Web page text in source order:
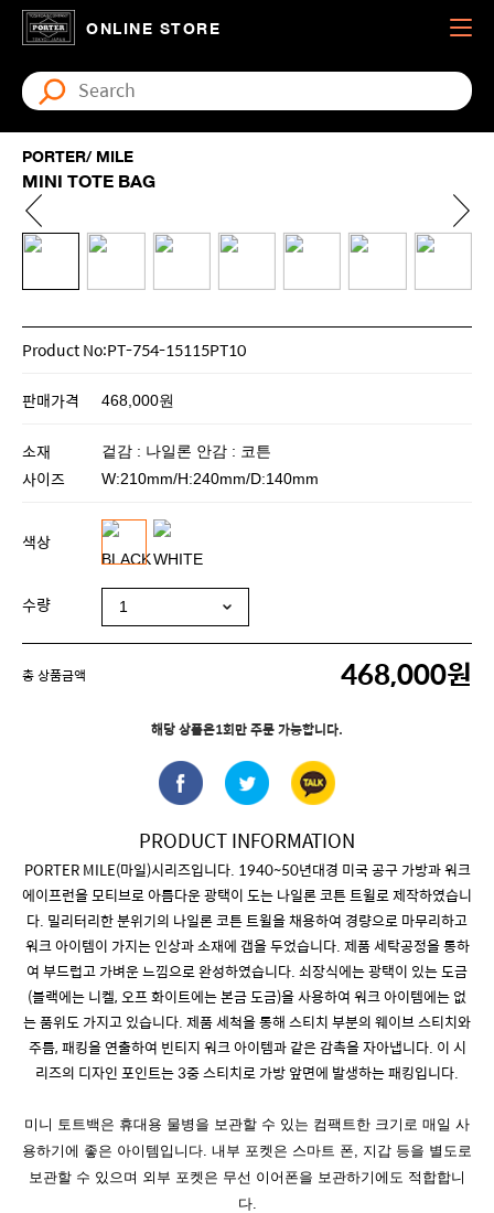
ONLINE STORE
PORTER/ MILE
MINI TOTE BAG
Product No:PT-754-15115PT10
판매가격 468,000원
소재 겉감 : 나일론 안감 : 코튼
사이즈 W:210mm/H:240mm/D:140mm
색상
수량
총 상품금액 468,000원
해당 상품은1회만 주문 가능합니다.
PRODUCT INFORMATION
PORTER MILE(마일)시리즈입니다. 1940~50년대경 미국 공구 가방과 워크
에이프런을 모티브로 아름다운 광택이 도는 나일론 코튼 트윌로 제작하였습니
다. 밀리터리한 분위기의 나일론 코튼 트윌을 채용하여 경량으로 마무리하고
워크 아이템이 가지는 인상과 소재에 갭을 두었습니다. 제품 세탁공정을 통하
여 부드럽고 가벼운 느낌으로 완성하였습니다. 쇠장식에는 광택이 있는 도금
(블랙에는 니켈, 오프 화이트에는 본금 도금)을 사용하여 워크 아이템에는 없
는 품위도 가지고 있습니다. 제품 세척을 통해 스티치 부분의 웨이브 스티치와
주름, 패킹을 연출하여 빈티지 워크 아이템과 같은 감촉을 자아냅니다. 이 시
리즈의 디자인 포인트는 3중 스티치로 가방 앞면에 발생하는 패킹입니다.
미니 토트백은 휴대용 물병을 보관할 수 있는 컴팩트한 크기로 매일 사
용하기에 좋은 아이템입니다. 내부 포켓은 스마트 폰, 지갑 등을 별도로
보관할 수 있으며 외부 포켓은 무선 이어폰을 보관하기에도 적합합니
다.